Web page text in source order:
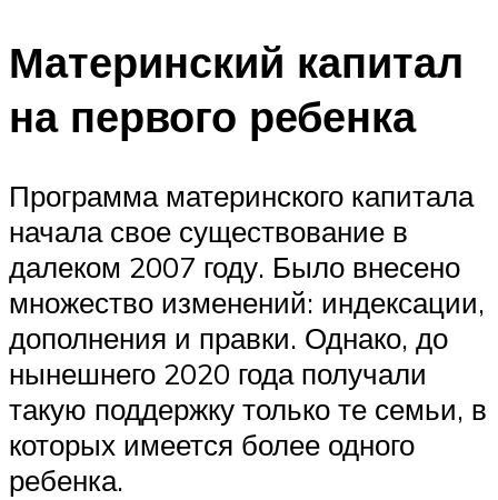
Материнский капитал
на первого ребенка
Программа материнского капитала
начала свое существование в
далеком 2007 году. Было внесено
множество изменений: индексации,
дополнения и правки. Однако, до
нынешнего 2020 года получали
такую поддержку только те семьи, в
которых имеется более одного
ребенка.